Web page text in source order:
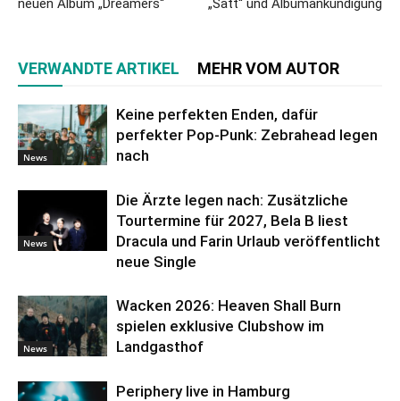
VERWANDTE ARTIKEL MEHR VOM AUTOR
News
Keine perfekten Enden, dafür
perfekter Pop-Punk: Zebrahead legen
nach
News
Die Ärzte legen nach: Zusätzliche
Tourtermine für 2027, Bela B liest
Dracula und Farin Urlaub veröffentlicht
neue Single
News
Wacken 2026: Heaven Shall Burn
spielen exklusive Clubshow im
Landgasthof
Periphery live in Hamburg